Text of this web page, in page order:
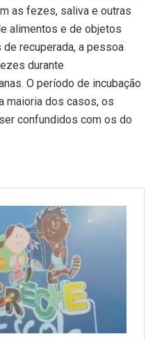
as fezes, saliva e outras
alimentos e de objetos
recuperada, a pessoa
durante
O período de incubação
maioria dos casos, os
confundidos com os do